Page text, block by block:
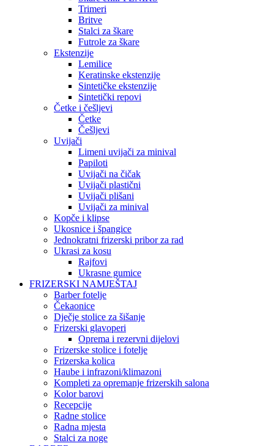
Trimeri
Britve
Stalci za škare
Futrole za škare
Ekstenzije
Lemilice
Keratinske ekstenzije
Sintetičke ekstenzije
Sintetički repovi
Četke i češljevi
Četke
Češljevi
Uvijači
Limeni uvijači za minival
Papiloti
Uvijači na čičak
Uvijači plastični
Uvijači plišani
Uvijači za minival
Kopče i klipse
Ukosnice i špangice
Jednokratni frizerski pribor za rad
Ukrasi za kosu
Rajfovi
Ukrasne gumice
FRIZERSKI NAMJEŠTAJ
Barber fotelje
Čekaonice
Dječje stolice za šišanje
Frizerski glavoperi
Oprema i rezervni dijelovi
Frizerske stolice i fotelje
Frizerska kolica
Haube i infrazoni/klimazoni
Kompleti za opremanje frizerskih salona
Kolor barovi
Recepcije
Radne stolice
Radna mjesta
Stalci za noge